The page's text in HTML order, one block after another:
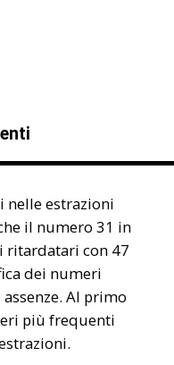
nelle estrazioni
il numero 31 in
ritardatari con 47
dei numeri
Al primo
più frequenti